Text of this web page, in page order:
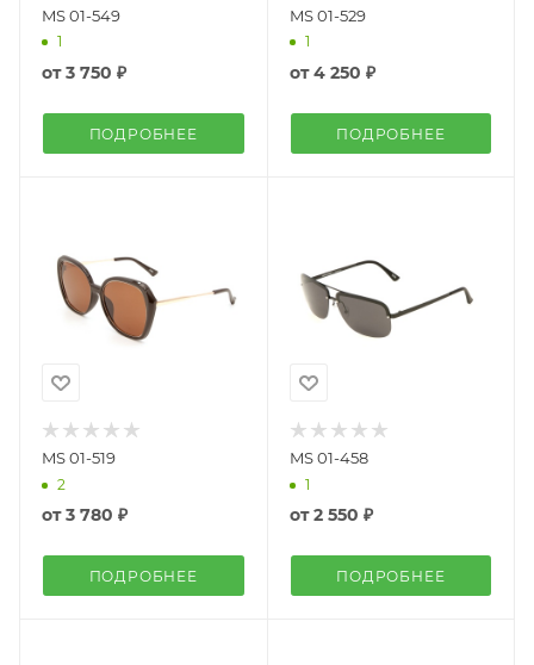
MS 01-549
1
от3 750 ₽
ПОДРОБНЕЕ
MS 01-529
1
от4 250 ₽
ПОДРОБНЕЕ
MS 01-519
2
от3 780 ₽
ПОДРОБНЕЕ
MS 01-458
1
от2 550 ₽
ПОДРОБНЕЕ